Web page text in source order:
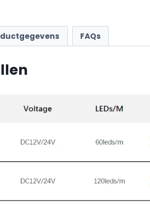
FAQs